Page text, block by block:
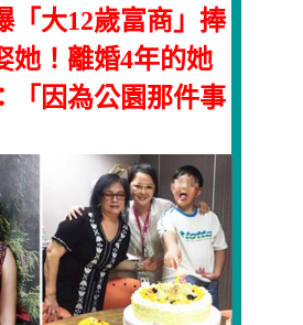
「大12歲富商」捧
她！離婚4年的她
「因為公園那件事